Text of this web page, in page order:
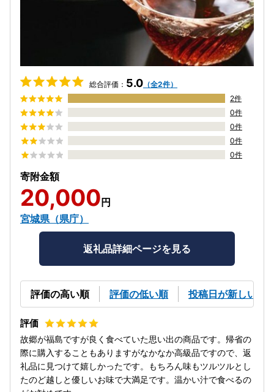
総合評価： 5.0 （全2件）
2件
0件
0件
0件
0件
寄附金額
20,000 円
宮城県（県庁）
返礼品詳細ページを見る
評価の高い順 評価の低い順 投稿日が新しい順
故郷が福島ですが良く食べていた思い出の商品です。帰省の
際に購入することもありますがなかなか高級品ですので、返
礼品に見つけて嬉しかったです。もちろん味もツルツルとし
たのど越しと優しいお味で大満足です。温かい汁で食べるの